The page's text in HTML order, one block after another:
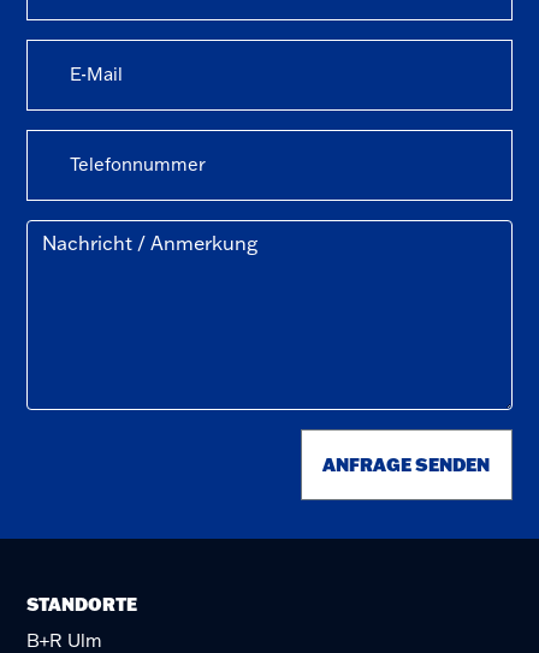
ANFRAGE SENDEN
STANDORTE
B+R Ulm